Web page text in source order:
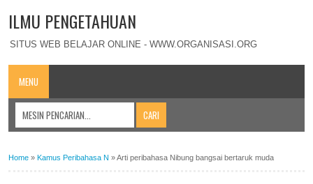
ILMU PENGETAHUAN
SITUS WEB BELAJAR ONLINE - WWW.ORGANISASI.ORG
MENU
Home » Kamus Peribahasa N »Arti peribahasa Nibung bangsai bertaruk muda